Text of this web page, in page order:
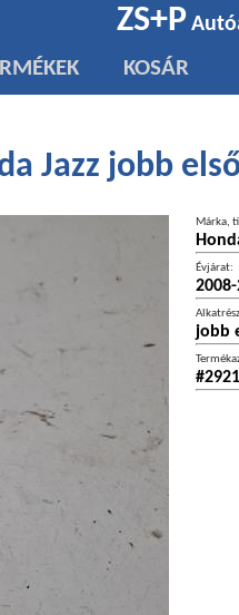
ZS+P
KOSÁR
Jazz jobb
Márka,
Évjárat:
jobb